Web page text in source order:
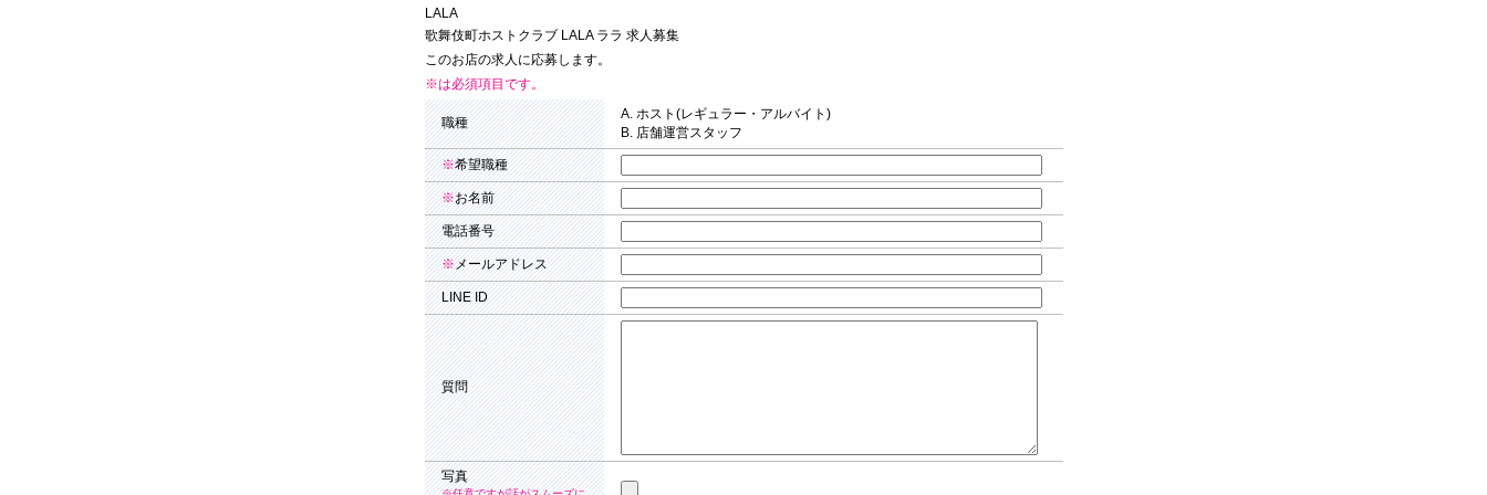
LALA
歌舞伎町ホストクラブ LALA ララ 求人募集
このお店の求人に応募します。
※は必須項目です。
職種
A. ホスト(レギュラー・アルバイト)
B. 店舗運営スタッフ
※希望職種
※お名前
電話番号
※メールアドレス
LINE ID
質問
写真